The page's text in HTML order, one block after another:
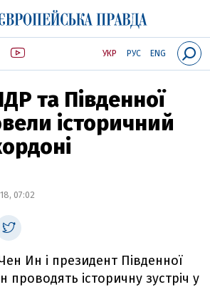
УКР РУС ENG
та Південної
історичний
07:02
Ин і президент Південної
проводять історичну зустріч у